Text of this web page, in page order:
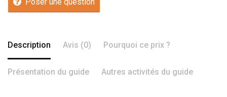
Description Avis (0) Pourquoi ce prix ?
Présentation du guide Autres activités du guide